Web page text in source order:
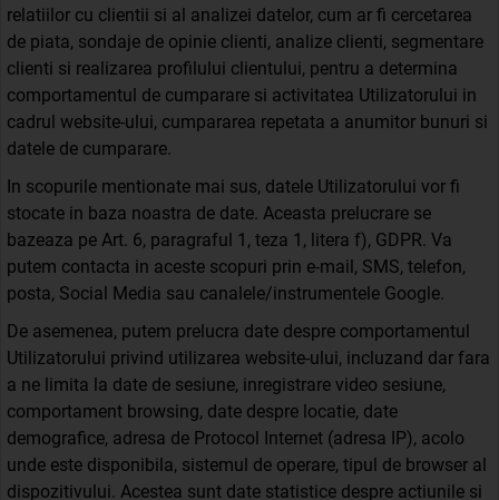
relatiilor cu clientii si al analizei datelor, cum ar fi cercetarea
de piata, sondaje de opinie clienti, analize clienti, segmentare
clienti si realizarea profilului clientului, pentru a determina
comportamentul de cumparare si activitatea Utilizatorului in
cadrul website-ului, cumpararea repetata a anumitor bunuri si
datele de cumparare.
In scopurile mentionate mai sus, datele Utilizatorului vor fi
stocate in baza noastra de date. Aceasta prelucrare se
bazeaza pe Art. 6, paragraful 1, teza 1, litera f), GDPR. Va
putem contacta in aceste scopuri prin e-mail, SMS, telefon,
posta, Social Media sau canalele/instrumentele Google.
De asemenea, putem prelucra date despre comportamentul
Utilizatorului privind utilizarea website-ului, incluzand dar fara
a ne limita la date de sesiune, inregistrare video sesiune,
comportament browsing, date despre locatie, date
demografice, adresa de Protocol Internet (adresa IP), acolo
unde este disponibila, sistemul de operare, tipul de browser al
dispozitivului. Acestea sunt date statistice despre actiunile si